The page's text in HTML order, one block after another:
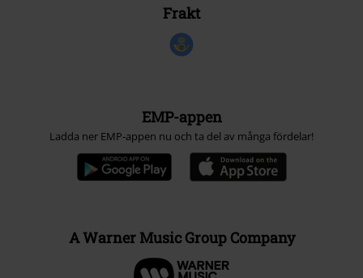
Frakt
EMP-appen
Ladda ner EMP-appen nu och ta del av många fördelar!
A Warner Music Group Company